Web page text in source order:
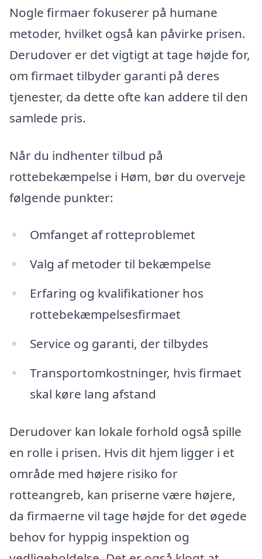
Nogle firmaer fokuserer på humane
metoder, hvilket også kan påvirke prisen.
Derudover er det vigtigt at tage højde for,
om firmaet tilbyder garanti på deres
tjenester, da dette ofte kan addere til den
samlede pris.
Når du indhenter tilbud på
rottebekæmpelse i Høm, bør du overveje
følgende punkter:
Omfanget af rotteproblemet
Valg af metoder til bekæmpelse
Erfaring og kvalifikationer hos
rottebekæmpelsesfirmaet
Service og garanti, der tilbydes
Transportomkostninger, hvis firmaet
skal køre lang afstand
Derudover kan lokale forhold også spille
en rolle i prisen. Hvis dit hjem ligger i et
område med højere risiko for
rotteangreb, kan priserne være højere,
da firmaerne vil tage højde for det øgede
behov for hyppig inspektion og